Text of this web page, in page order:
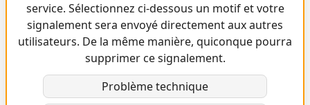
service. Sélectionnez ci-dessous un motif et votre
signalement sera envoyé directement aux autres
utilisateurs. De la même manière, quiconque pourra
supprimer ce signalement.
Problème technique